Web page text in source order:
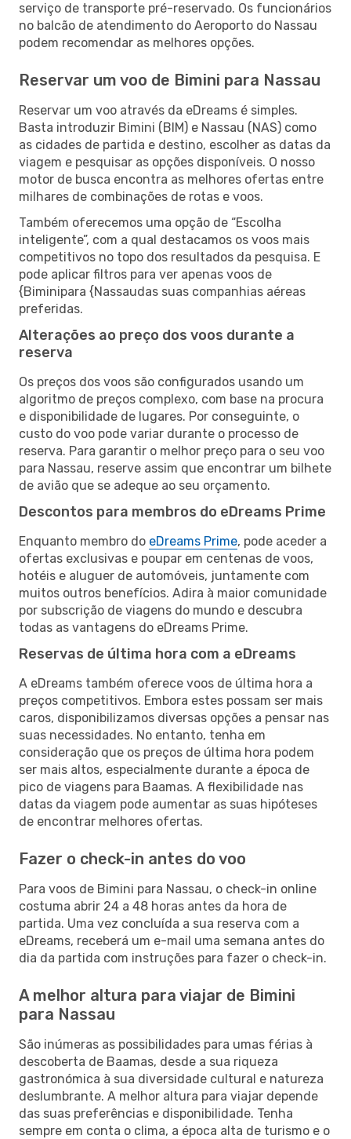
serviço de transporte pré-reservado. Os funcionários
no balcão de atendimento do Aeroporto do Nassau
podem recomendar as melhores opções.
Reservar um voo de Bimini para Nassau
Reservar um voo através da eDreams é simples.
Basta introduzir Bimini (BIM) e Nassau (NAS) como
as cidades de partida e destino, escolher as datas da
viagem e pesquisar as opções disponíveis. O nosso
motor de busca encontra as melhores ofertas entre
milhares de combinações de rotas e voos.
Também oferecemos uma opção de “Escolha
inteligente”, com a qual destacamos os voos mais
competitivos no topo dos resultados da pesquisa. E
pode aplicar filtros para ver apenas voos de
{Biminipara {Nassaudas suas companhias aéreas
preferidas.
Alterações ao preço dos voos durante a
reserva
Os preços dos voos são configurados usando um
algoritmo de preços complexo, com base na procura
e disponibilidade de lugares. Por conseguinte, o
custo do voo pode variar durante o processo de
reserva. Para garantir o melhor preço para o seu voo
para Nassau, reserve assim que encontrar um bilhete
de avião que se adeque ao seu orçamento.
Descontos para membros do eDreams Prime
Enquanto membro do eDreams Prime, pode aceder a
ofertas exclusivas e poupar em centenas de voos,
hotéis e aluguer de automóveis, juntamente com
muitos outros benefícios. Adira à maior comunidade
por subscrição de viagens do mundo e descubra
todas as vantagens do eDreams Prime.
Reservas de última hora com a eDreams
A eDreams também oferece voos de última hora a
preços competitivos. Embora estes possam ser mais
caros, disponibilizamos diversas opções a pensar nas
suas necessidades. No entanto, tenha em
consideração que os preços de última hora podem
ser mais altos, especialmente durante a época de
pico de viagens para Baamas. A flexibilidade nas
datas da viagem pode aumentar as suas hipóteses
de encontrar melhores ofertas.
Fazer o check-in antes do voo
Para voos de Bimini para Nassau, o check-in online
costuma abrir 24 a 48 horas antes da hora de
partida. Uma vez concluída a sua reserva com a
eDreams, receberá um e-mail uma semana antes do
dia da partida com instruções para fazer o check-in.
A melhor altura para viajar de Bimini
para Nassau
São inúmeras as possibilidades para umas férias à
descoberta de Baamas, desde a sua riqueza
gastronómica à sua diversidade cultural e natureza
deslumbrante. A melhor altura para viajar depende
das suas preferências e disponibilidade. Tenha
sempre em conta o clima, a época alta de turismo e o